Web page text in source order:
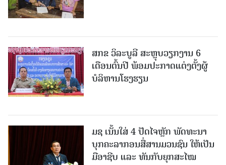
ສກຂ ວິລະບູລີ ສະຫຼຸບວຽກງານ 6
ເດືອນຕົ້ນປີ ພ້ອມປະກາດແຕ່ງຕັ້ງຜູ້
ບໍລິຫານໂຮງຮຽນ
ມຊ ເນັ້ນໃສ່ 4 ປັດໄຈຫຼັກ ພັດທະນາ
ບຸກຄະລາກອນສື່ສານມວນຊົນ ໃຫ້ເປັນ
ມືອາຊີບ ແລະ ທັນກັບຍຸກສະໄໝ